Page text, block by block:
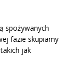
spożywanych
fazie skupiamy
jak